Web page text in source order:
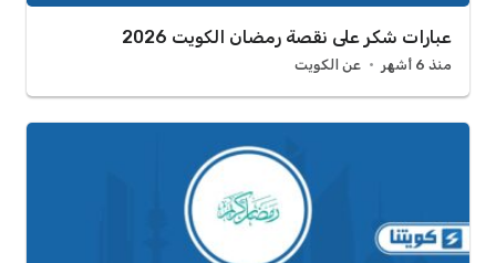
عبارات شكر على نقصة رمضان الكويت 2026
منذ 6 أشهر عن الكويت